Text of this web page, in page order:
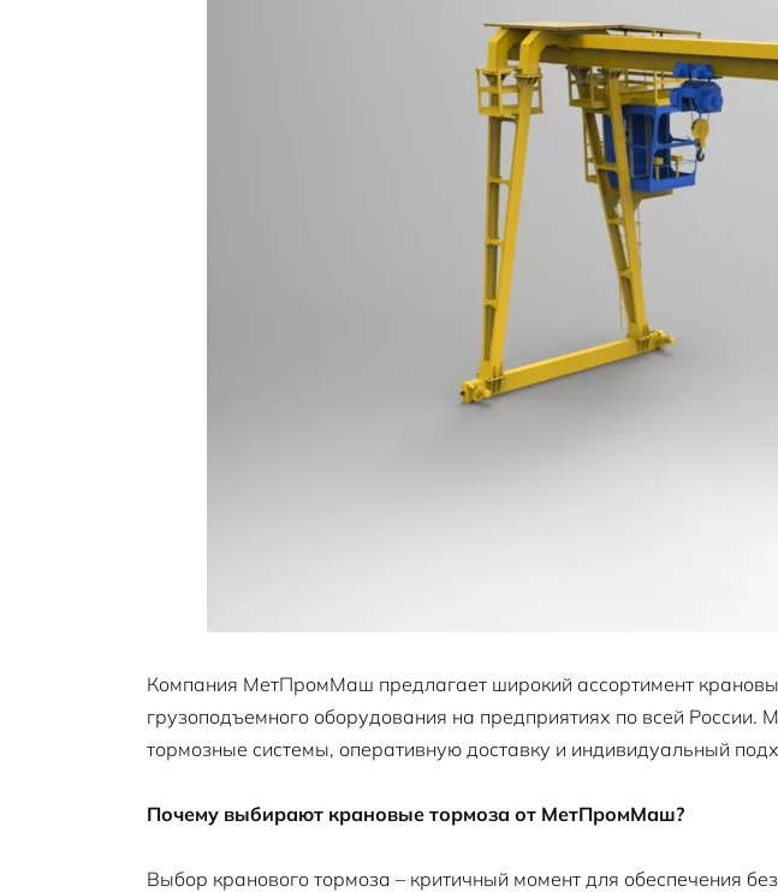
Компания МетПромМаш предлагает широкий ассортимент
грузоподъемного оборудования на предприятиях по всей
тормозные системы, оперативную доставку и индивидуальный
Почему выбирают крановые тормоза от МетПромМаш?
Выбор кранового тормоза – критичный момент для обеспечения